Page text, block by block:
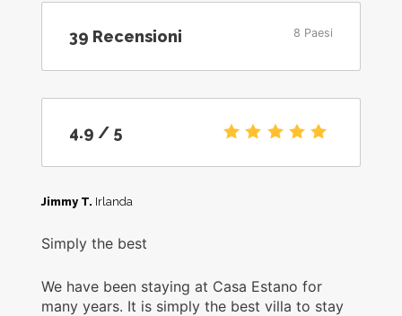
39 Recensioni 8 Paesi
4.9 / 5
Jimmy T. Irlanda
Simply the best
We have been staying at Casa Estano for
many years. It is simply the best villa to stay